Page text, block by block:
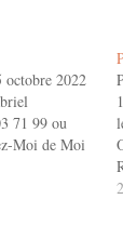
2022
71 99 ou
Moi de Moi